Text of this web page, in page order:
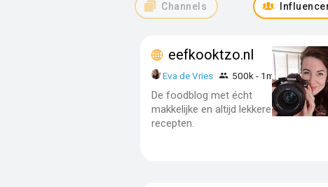
Channels
eefkooktzo.nl
Eva de Vries 500k - 1m
De foodblog met écht
makkelijke en altijd lekkere
recepten.